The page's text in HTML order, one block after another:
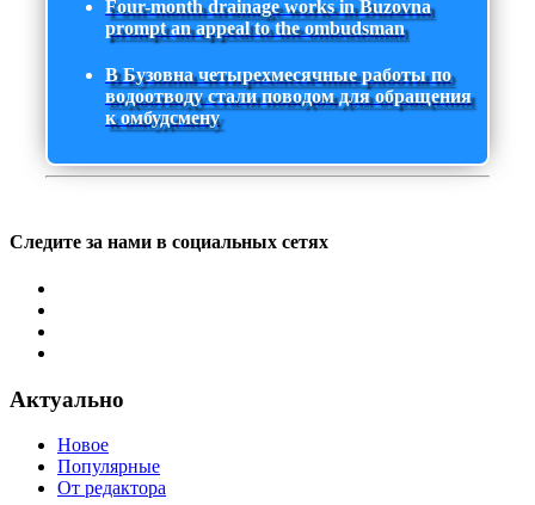
Four-month drainage works in Buzovna
prompt an appeal to the ombudsman
В Бузовна четырехмесячные работы по
водоотводу стали поводом для обращения
к омбудсмену
Следите за нами в социальных сетях
Актуально
Новое
Популярные
От редактора